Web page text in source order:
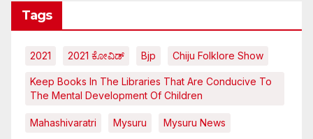
Tags
2021 2021 ಕೋವಿಡ್‌ Bjp Chiju Folklore Show
Keep Books In The Libraries That Are Conducive To
The Mental Development Of Children
Mahashivaratri Mysuru Mysuru News